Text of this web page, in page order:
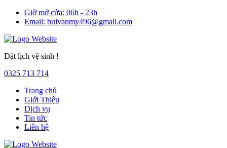
Giờ mở cửa: 06h - 23h
Email: buivanmy496@gmail.com
Đặt lịch vệ sinh !
0325 713 714
Trang chủ
Giới Thiệu
Dịch vụ
Tin tức
Liên hệ